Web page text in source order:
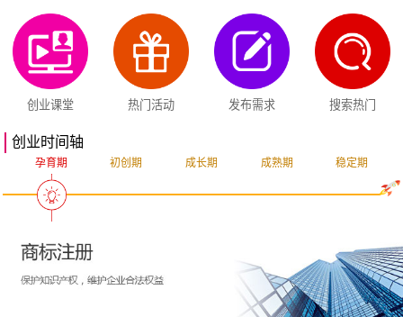
创业课堂 热门活动 发布需求 搜索热门
创业时间轴
孕育期 初创期 成长期 成熟期 稳定期